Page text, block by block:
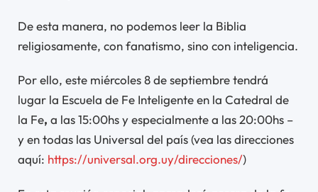
De esta manera, no podemos leer la Biblia
religiosamente, con fanatismo, sino con inteligencia.
Por ello, este miércoles 8 de septiembre tendrá
lugar la Escuela de Fe Inteligente en la Catedral de
la Fe, a las 15:00hs y especialmente a las 20:00hs –
y en todas las Universal del país (vea las direcciones
aquí: https://universal.org.uy/direcciones/)